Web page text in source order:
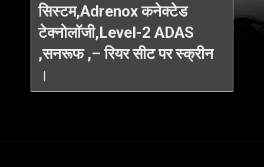
सिस्टम,Adrenox कनेक्टेड
टेक्नोलॉजी,Level-2 ADAS
,सनरूफ ,– रियर सीट पर स्क्रीन
।